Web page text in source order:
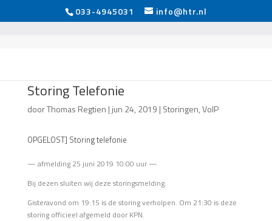
033-4945031 info@htr.nl
Storing Telefonie
doorThomas Regtien | jun 24, 2019 | Storingen,VoIP
OPGELOST] Storing telefonie
— afmelding 25 juni 2019 10:00 uur —
Bij dezen sluiten wij deze storingsmelding.
Gisteravond om 19:15 is de storing verholpen. Om 21:30 is deze
storing officieel afgemeld door KPN.